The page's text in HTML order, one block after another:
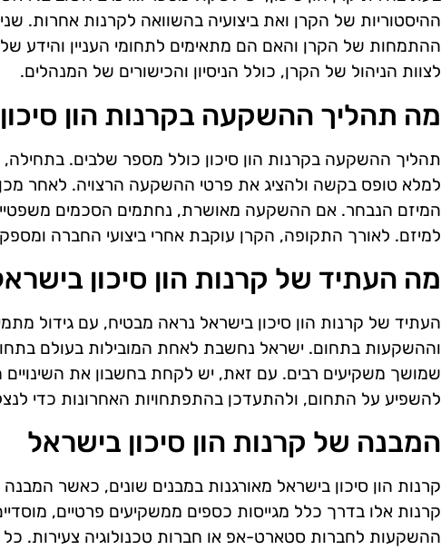
ההיסטוריות של הקרן ואת ביצועיה בהשוואה לקרנות אחרות.
ההתמחות של הקרן והאם הם מתאימים לתחומי העניין והידע
לצוות הניהול של הקרן, כולל הניסיון והכישורים של המנהלים.
מה תהליך ההשקעה בקרנות הון
תהליך ההשקעה בקרנות הון סיכון כולל מספר שלבים. בתחילה,
למלא טופס בקשה ולהציג את פרטי ההשקעה הרצויה. לאחר
המיזם הנבחר. אם ההשקעה מאושרת, נחתמים הסכמים
למיזם. לאורך התקופה, הקרן עוקבת אחרי ביצועי החברה
מה העתיד של קרנות הון סיכון
העתיד של קרנות הון סיכון בישראל נראה מבטיח, עם גידול
וההשקעות בתחום. ישראל נחשבת לאחת המובילות בעולם
שמושך משקיעים רבים. עם זאת, יש לקחת בחשבון את השינויים
להשפיע על התחום, ולהתעדכן בהתפתחויות האחרונות כדי
המבנה של קרנות הון סיכון בישראל
קרנות הון סיכון בישראל מאורגנות במבנים שונים, כאשר
קרנות אלו בדרך כלל מגייסות כספים ממשקיעים פרטיים,
ההשקעות לחברות סטארט-אפ או חברות טכנולוגיה צעירות. כל